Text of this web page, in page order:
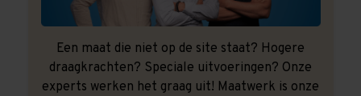
Een maat die niet op de site staat? Hogere
draagkrachten? Speciale uitvoeringen? Onze
experts werken het graag uit! Maatwerk is onze